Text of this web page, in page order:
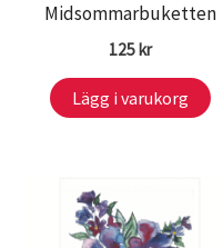
Midsommarbuketten
125kr
Lägg i varukorg